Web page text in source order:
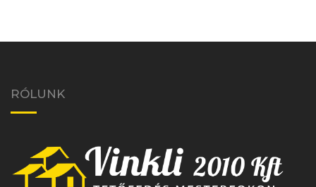
RÓLUNK